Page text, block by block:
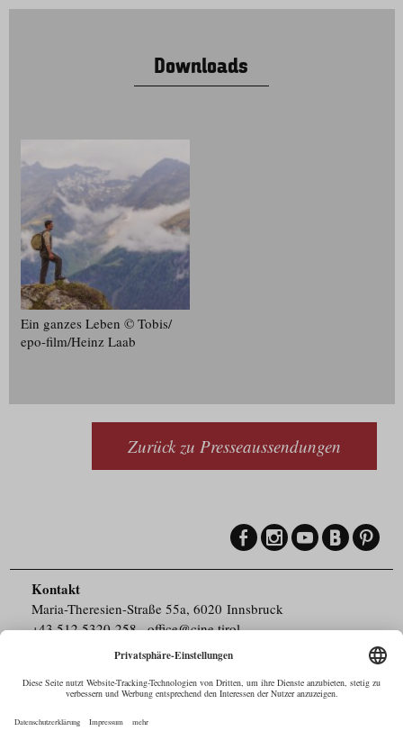
Downloads
Ein ganzes Leben © Tobis/​
epo-film/​Heinz Laab
Zurück zu Presseaussendungen
Kontakt
Maria-Theresien-Straße 55a, 6020 Innsbruck
+43.512.5320-258,office@cine.tirol
Barrierefreiheit
Pressebereich
Datenschutz
Commercials in Tirol